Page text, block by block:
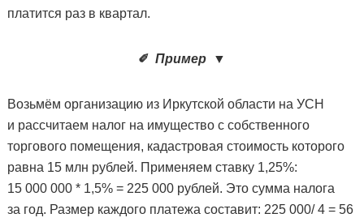
платится раз в квартал.
✐ Пример▼
Возьмём организацию из Иркутской области на УСН
и рассчитаем налог на имущество с собственного
торгового помещения, кадастровая стоимость которого
равна 15 млн рублей. Применяем ставку 1,25%:
15 000 000 * 1,5% = 225 000 рублей. Это сумма налога
за год. Размер каждого платежа составит: 225 000/ 4 = 56